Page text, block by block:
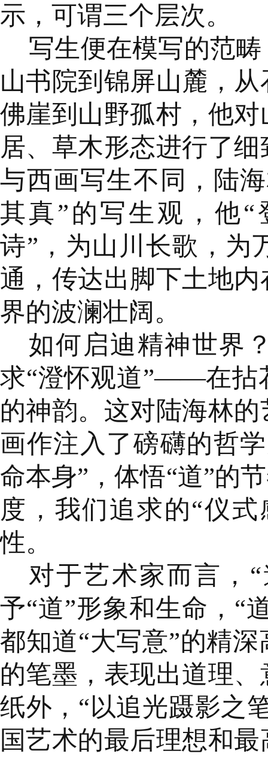
示，可谓三个层次。
写生便在模写的范
山书院到锦屏山麓，
佛崖到山野孤村，他
居、草木形态进行了
与西画写生不同，陆
其真”的写生观，他
诗”，为山川长歌，为
通，传达出脚下土地
界的波澜壮阔。
如何启迪精神世界
求“澄怀观道”——在拈
的神韵。这对陆海林
画作注入了磅礴的哲
命本身”，体悟“道”的
度，我们追求的“仪
性。
对于艺术家而言，
予“道”形象和生命，“
都知道“大写意”的精
的笔墨，表现出道理
纸外，“以追光蹑影之
国艺术的最后理想和